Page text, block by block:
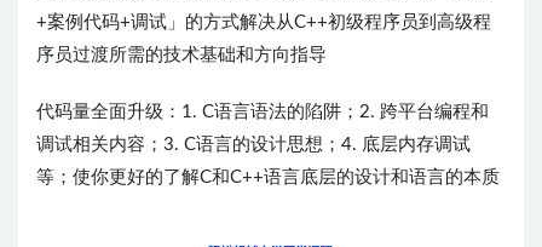
+案例代码+调试」的方式解决从C++初级程序员到高级程
序员过渡所需的技术基础和方向指导
代码量全面升级：1. C语言语法的陷阱；2. 跨平台编程和
调试相关内容；3. C语言的设计思想；4. 底层内存调试
等；使你更好的了解C和C++语言底层的设计和语言的本质